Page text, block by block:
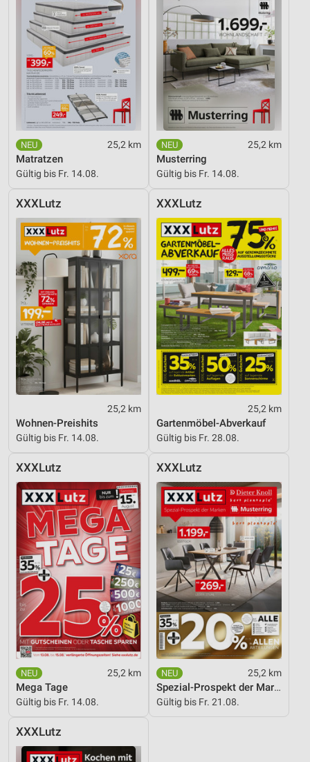
25,2 km
Matratzen
Gültig bis Fr. 14.08.
25,2 km
Musterring
Gültig bis Fr. 14.08.
XXXLutz
25,2 km
Wohnen-Preishits
Gültig bis Fr. 14.08.
XXXLutz
25,2 km
Gartenmöbel-Abverkauf
Gültig bis Fr. 28.08.
XXXLutz
25,2 km
Mega Tage
Gültig bis Fr. 14.08.
XXXLutz
25,2 km
Spezial-Prospekt der Marken
Gültig bis Fr. 21.08.
XXXLutz
Funktional
Werbung